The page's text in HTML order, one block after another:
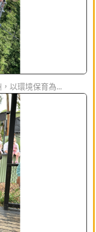
以環境保育為...